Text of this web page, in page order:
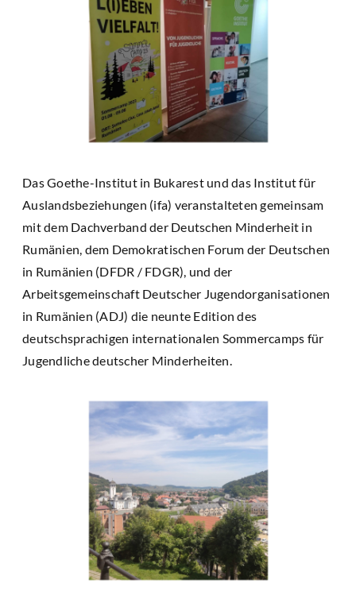
Das Goethe-Institut in Bukarest und das Institut für
Auslandsbeziehungen (ifa) veranstalteten gemeinsam
mit dem Dachverband der Deutschen Minderheit in
Rumänien, dem Demokratischen Forum der Deutschen
in Rumänien (DFDR / FDGR), und der
Arbeitsgemeinschaft Deutscher Jugendorganisationen
in Rumänien (ADJ) die neunte Edition des
deutschsprachigen internationalen Sommercamps für
Jugendliche deutscher Minderheiten.